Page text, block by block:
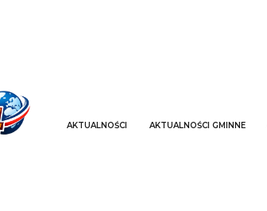
AKTUALNOŚCI AKTUALNOŚCI GMINNE